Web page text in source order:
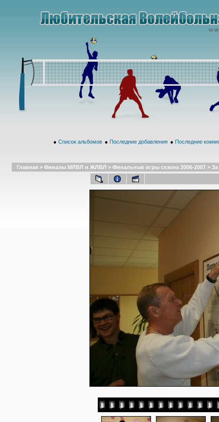
● Список альбомов ● Последние добавления ● Последние
Главная > Финалы МЛВЛ и ЖЛВЛ > Финальные игры сезона 2006-2007 > За